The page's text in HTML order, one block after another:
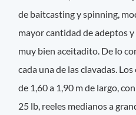
de baitcasting y spinning,
mayor cantidad de adeptos
muy bien aceitadito. De lo
cada una de las clavadas.
de 1,60 a 1,90 m de largo,
25 lb, reeles medianos a